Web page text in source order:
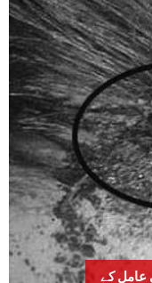
عامل کے